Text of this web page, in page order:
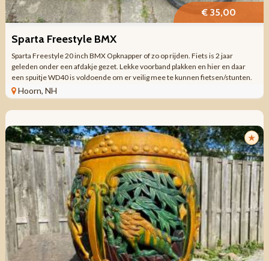
€ 35,00
Sparta Freestyle BMX
Sparta Freestyle 20 inch BMX Opknapper of zo op rijden. Fiets is 2 jaar
geleden onder een afdakje gezet. Lekke voorband plakken en hier en daar
een spuitje WD40 is voldoende om er veilig mee te kunnen fietsen/stunten.
Er zit niks ...
Hoorn, NH
★